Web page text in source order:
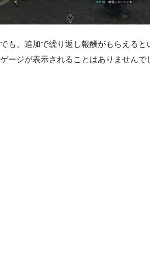
でも、追加で繰り返し報酬がもらえると
ゲージが表示されることはありませんで